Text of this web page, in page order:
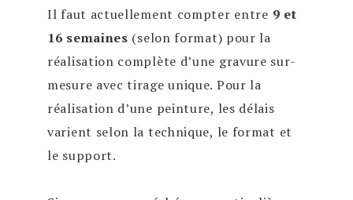
Il faut actuellement compter entre 9 et
16 semaines (selon format) pour la
réalisation complète d’une gravure sur-
mesure avec tirage unique. Pour la
réalisation d’une peinture, les délais
varient selon la technique, le format et
le support.